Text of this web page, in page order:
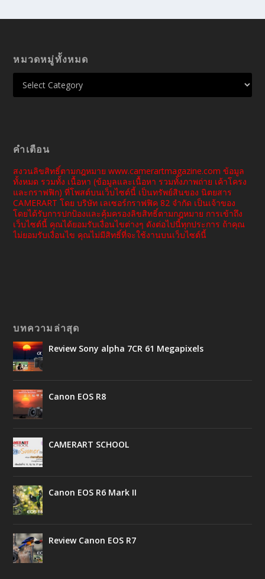
หมวดหมู่ทั้งหมด
คำเตือน
สงวนลิขสิทธิ์ตามกฎหมาย www.camerartmagazine.com ข้อมูล
ทั้งหมด รวมทั้ง เนื้อหา (ข้อมูลและเนื้อหา รวมทั้งภาพถ่าย เค้าโครง
และกราฟฟิก) ที่โพสต์บนเว็บไซต์นี้ เป็นทรัพย์สินของ นิตยสาร
CAMERART โดย บริษัท เลเซอร์กราฟฟิค 82 จำกัด เป็นเจ้าของ
โดยได้รับการปกป้องและคุ้มครองลิขสิทธิ์ตามกฎหมาย การเข้าถึง
เว็บไซต์นี้ คุณได้ยอมรับเงื่อนไขต่างๆ ดังต่อไปนี้ทุกประการ ถ้าคุณ
ไม่ยอมรับเงื่อนไข คุณไม่มีสิทธิ์ที่จะใช้งานบนเว็บไซต์นี้
บทความล่าสุด
Review Sony alpha 7CR 61 Megapixels
Canon EOS R8
CAMERART SCHOOL
Canon EOS R6 Mark II
Review Canon EOS R7